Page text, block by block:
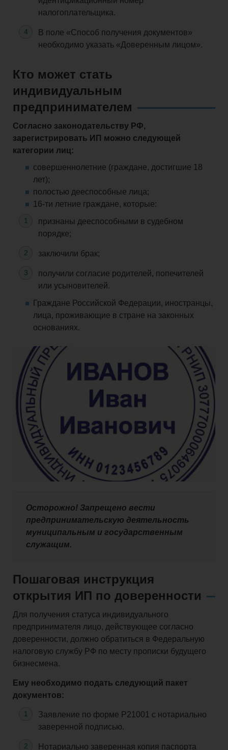
налогоплательщика.
В поле «Способ получения документов»
необходимо указать «Доверенным лицом».
Кто может стать
индивидуальным
предпринимателем
Согласно законодательству РФ,
зарегистрировать ИП можно следующей
категории лиц:
совершеннолетние (граждане, достигшие 18
лет);
полостью дееспособные лица;
16-ти летние граждане, которые:
признаны дееспособными в судебном
порядке;
заключили брак;
получили согласие родителей, попечителей
или усыновителей.
Граждане Российской Федерации, иностранцы,
лица, проживающие в стране на законных
основаниях.
Осторожно! Запрещено вести
предпринимательскую деятельность
муниципальным и государственным
служащим.
Пошаговая инструкция
открытия ИП по доверенности
Для получения статуса индивидуального
предпринимателя лицо, действующее согласно
доверенности, должно обратиться в Федеральную
налоговую службу РФ по месту прописки будущего
бизнесмена.
Ему необходимо подать следующий пакет
документов:
Заявление по форме Р21001 с нотариально
заверенной подписью.
Нотариально заверенная копия паспорта